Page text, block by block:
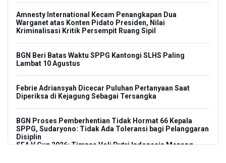
Amnesty International Kecam Penangkapan Dua
Warganet atas Konten Pidato Presiden, Nilai
Kriminalisasi Kritik Persempit Ruang Sipil
BGN Beri Batas Waktu SPPG Kantongi SLHS Paling
Lambat 10 Agustus
Febrie Adriansyah Dicecar Puluhan Pertanyaan Saat
Diperiksa di Kejagung Sebagai Tersangka
BGN Proses Pemberhentian Tidak Hormat 66 Kepala
SPPG, Sudaryono: Tidak Ada Toleransi bagi Pelanggaran
Disiplin
SEA V Cup 2026: Timnas Voli Putri Indonesia Menang